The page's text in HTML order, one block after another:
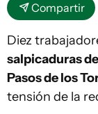
Compartir
Diez
salpicaduras
Pasos de los
tensión de la